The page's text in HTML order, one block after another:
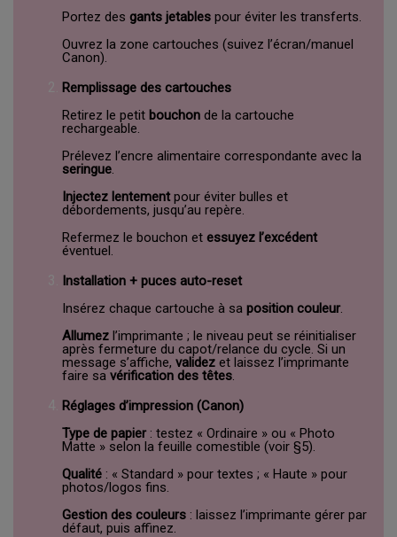
Portez des gants jetables pour éviter les transferts.
Ouvrez la zone cartouches (suivez l’écran/manuel
Canon).
Remplissage des cartouches
Retirez le petit bouchon de la cartouche
rechargeable.
Prélevez l’encre alimentaire correspondante avec la
seringue.
Injectez lentementpour éviter bulles et
débordements, jusqu’au repère.
Refermez le bouchon et essuyez l’excédent
éventuel.
Installation + puces auto-reset
Insérez chaque cartouche à sa position couleur.
Allumez l’imprimante ; le niveau peut se réinitialiser
après fermeture du capot/relance du cycle. Si un
message s’affiche, validez et laissez l’imprimante
faire sa vérification des têtes.
Réglages d’impression (Canon)
Type de papier: testez « Ordinaire » ou « Photo
Matte » selon la feuille comestible (voir §5).
Qualité : « Standard » pour textes ; « Haute » pour
photos/logos fins.
Gestion des couleurs : laissez l’imprimante gérer par
défaut, puis affinez.